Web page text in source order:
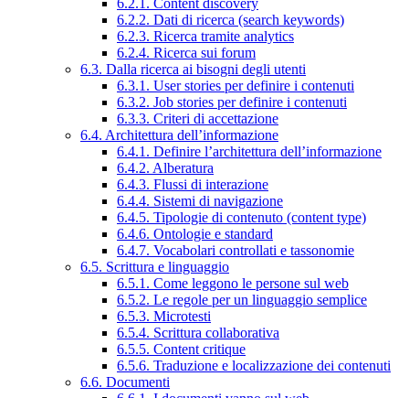
6.2.1. Content discovery
6.2.2. Dati di ricerca (search keywords)
6.2.3. Ricerca tramite analytics
6.2.4. Ricerca sui forum
6.3. Dalla ricerca ai bisogni degli utenti
6.3.1. User stories per definire i contenuti
6.3.2. Job stories per definire i contenuti
6.3.3. Criteri di accettazione
6.4. Architettura dell’informazione
6.4.1. Definire l’architettura dell’informazione
6.4.2. Alberatura
6.4.3. Flussi di interazione
6.4.4. Sistemi di navigazione
6.4.5. Tipologie di contenuto (content type)
6.4.6. Ontologie e standard
6.4.7. Vocabolari controllati e tassonomie
6.5. Scrittura e linguaggio
6.5.1. Come leggono le persone sul web
6.5.2. Le regole per un linguaggio semplice
6.5.3. Microtesti
6.5.4. Scrittura collaborativa
6.5.5. Content critique
6.5.6. Traduzione e localizzazione dei contenuti
6.6. Documenti